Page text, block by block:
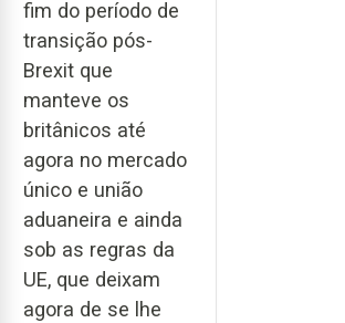
fim do período de
transição pós-
Brexit que
manteve os
britânicos até
agora no mercado
único e união
aduaneira e ainda
sob as regras da
UE, que deixam
agora de se lhe